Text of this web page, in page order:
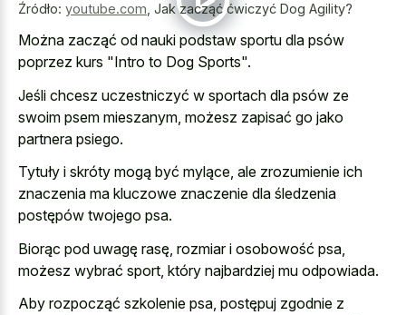
Źródło: youtube.com Jak zacząć ćwiczyć Dog Agility?
Można zacząć od nauki podstaw sportu dla psów
poprzez kurs "Intro to Dog Sports".
Jeśli chcesz uczestniczyć w sportach dla psów ze
swoim psem mieszanym, możesz zapisać go jako
partnera psiego.
Tytuły i skróty mogą być mylące, ale zrozumienie ich
znaczenia ma kluczowe znaczenie dla śledzenia
postępów twojego psa.
Biorąc pod uwagę rasę, rozmiar i osobowość psa,
możesz wybrać sport, który najbardziej mu odpowiada.
Aby rozpocząć szkolenie psa, postępuj zgodnie z